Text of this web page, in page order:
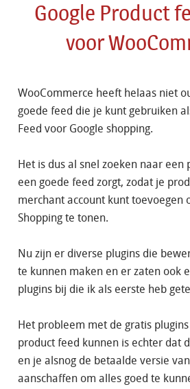
Google Product
voor
WooCommerce heeft helaas niet
goede feed die je kunt gebruiken
Feed voor Google shopping.
Het is dus al snel zoeken naar een
een goede feed zorgt, zodat je
merchant account kunt toevoegen
Shopping te tonen.
Nu zijn er diverse plugins die
te kunnen maken en er zaten ook
plugins bij die ik als eerste heb
Het probleem met de gratis
product feed kunnen is echter dat
en je alsnog de betaalde versie
aanschaffen om alles goed te